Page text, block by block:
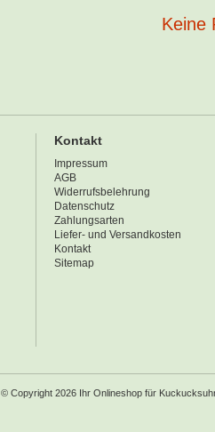
Keine
Kontakt
Impressum
AGB
Widerrufsbelehrung
Datenschutz
Zahlungsarten
Liefer- und Versandkosten
Kontakt
Sitemap
© Copyright 2026 Ihr Onlineshop für